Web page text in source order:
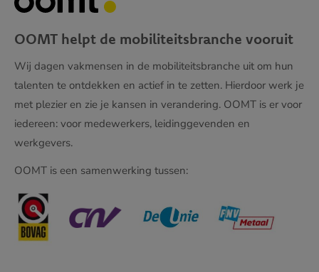
OOMT helpt de mobiliteitsbranche vooruit
Wij dagen vakmensen in de mobiliteitsbranche uit om hun
talenten te ontdekken en actief in te zetten. Hierdoor werk je
met plezier en zie je kansen in verandering. OOMT is er voor
iedereen: voor medewerkers, leidinggevenden en
werkgevers.
OOMT is een samenwerking tussen: